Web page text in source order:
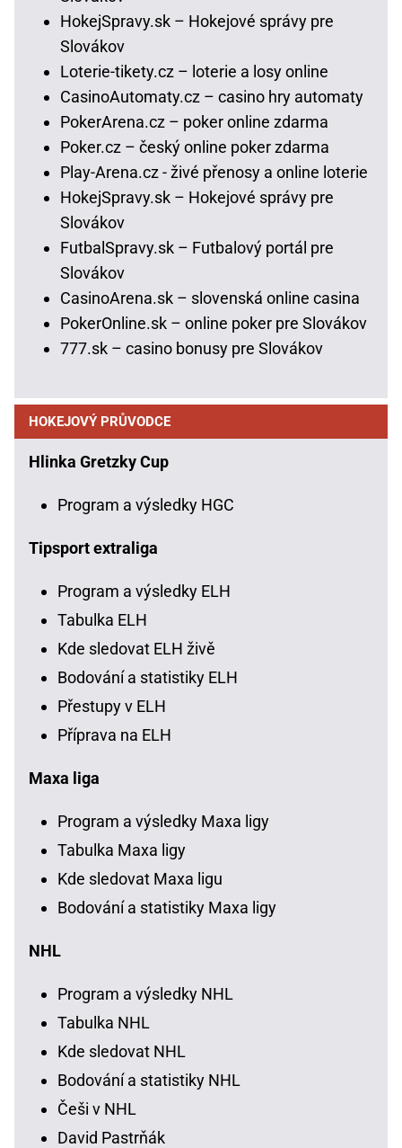
HokejSpravy.sk – Hokejové správy pre
Slovákov
Loterie-tikety.cz – loterie a losy online
CasinoAutomaty.cz – casino hry automaty
PokerArena.cz – poker online zdarma
Poker.cz – český online poker zdarma
Play-Arena.cz - živé přenosy a online loterie
HokejSpravy.sk – Hokejové správy pre
Slovákov
FutbalSpravy.sk – Futbalový portál pre
Slovákov
CasinoArena.sk – slovenská online casina
PokerOnline.sk – online poker pre Slovákov
777.sk – casino bonusy pre Slovákov
HOKEJOVÝ PRŮVODCE
Hlinka Gretzky Cup
Program a výsledky HGC
Tipsport extraliga
Program a výsledky ELH
Tabulka ELH
Kde sledovat ELH živě
Bodování a statistiky ELH
Přestupy v ELH
Příprava na ELH
Maxa liga
Program a výsledky Maxa ligy
Tabulka Maxa ligy
Kde sledovat Maxa ligu
Bodování a statistiky Maxa ligy
NHL
Program a výsledky NHL
Tabulka NHL
Kde sledovat NHL
Bodování a statistiky NHL
Češi v NHL
David Pastrňák